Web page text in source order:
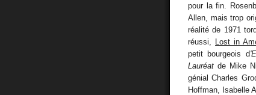
pour la fin.
Allen, mais trop
réalité de 1971
réussi,
Lost in
petit bourgeois d
Lauréat de Mike
génial Charles
Hoffman, Isabelle